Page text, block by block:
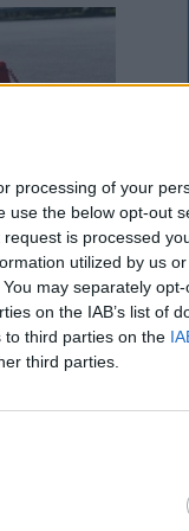
processing of your
use the below opt-out
is processed
utilized by us
may separately
on the IAB’s list of
to third parties on the
third parties.
Αθηνών –
Ο Πολίτης
της